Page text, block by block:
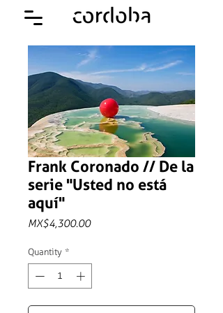
Frank Coronado // De la
serie "Usted no está
aquí"
MX$4,300.00Price
Quantity *